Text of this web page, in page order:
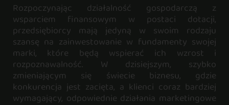
Rozpoczynając działalność gospodarczą z
wsparciem finansowym w postaci dotacji,
przedsiębiorcy mają jedyną w swoim rodzaju
szansę na zainwestowanie w fundamenty swojej
marki, które będą wspierać ich wzrost i
rozpoznawalność. W dzisiejszym, szybko
zmieniającym się świecie biznesu, gdzie
konkurencja jest zacięta, a klienci coraz bardziej
wymagający, odpowiednie działania marketingowe